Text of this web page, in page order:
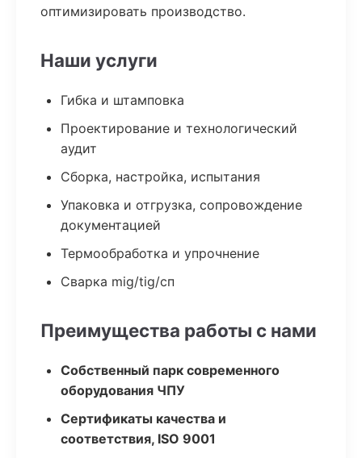
оптимизировать производство.
Наши услуги
Гибка и штамповка
Проектирование и технологический
аудит
Сборка, настройка, испытания
Упаковка и отгрузка, сопровождение
документацией
Термообработка и упрочнение
Сварка mig/tig/сп
Преимущества работы с нами
Собственный парк современного
оборудования ЧПУ
Сертификаты качества и
соответствия, ISO 9001